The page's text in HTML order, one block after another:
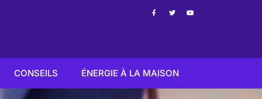
CONSEILS ÉNERGIE À LA MAISON